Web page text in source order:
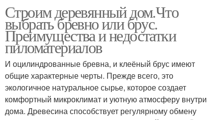
Строим деревянный дом.Что
выбрать бревно или брус.
Преимущества и недостатки
пиломатериалов
И оцилиндрованные бревна, и клеёный брус имеют
общие характерные черты. Прежде всего, это
экологичное натуральное сырье, которое создает
комфортный микроклимат и уютную атмосферу внутри
дома. Древесина способствует регулярному обмену